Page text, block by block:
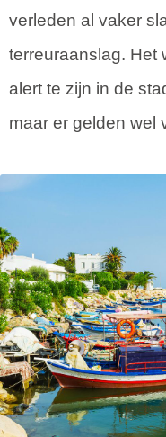
verleden al vaker
terreuraanslag. Het
alert te zijn in de
maar er gelden wel